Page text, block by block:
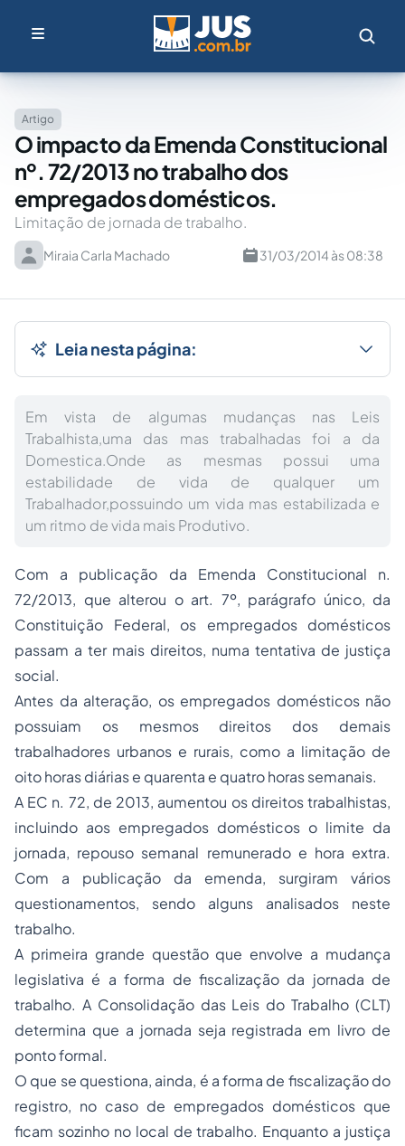
Artigo
O impacto da Emenda Constitucional
nº. 72/2013 no trabalho dos
empregados domésticos.
Limitação de jornada de trabalho.
Miraia Carla Machado 31/03/2014 às 08:38
Leia nesta página:
Em vista de algumas mudanças nas Leis
Trabalhista,uma das mas trabalhadas foi a da
Domestica.Onde as mesmas possui uma
estabilidade de vida de qualquer um
Trabalhador,possuindo um vida mas estabilizada e
um ritmo de vida mais Produtivo.
Com a publicação da Emenda Constitucional n.
72/2013, que alterou o art. 7º, parágrafo único, da
Constituição Federal, os empregados domésticos
passam a ter mais direitos, numa tentativa de justiça
social.
Antes da alteração, os empregados domésticos não
possuiam os mesmos direitos dos demais
trabalhadores urbanos e rurais, como a limitação de
oito horas diárias e quarenta e quatro horas semanais.
A EC n. 72, de 2013, aumentou os direitos trabalhistas,
incluindo aos empregados domésticos o limite da
jornada, repouso semanal remunerado e hora extra.
Com a publicação da emenda, surgiram vários
questionamentos, sendo alguns analisados neste
trabalho.
A primeira grande questão que envolve a mudança
legislativa é a forma de fiscalização da jornada de
trabalho. A Consolidação das Leis do Trabalho (CLT)
determina que a jornada seja registrada em livro de
ponto formal.
O que se questiona, ainda, é a forma de fiscalização do
registro, no caso de empregados domésticos que
ficam sozinho no local de trabalho. Enquanto a justiça